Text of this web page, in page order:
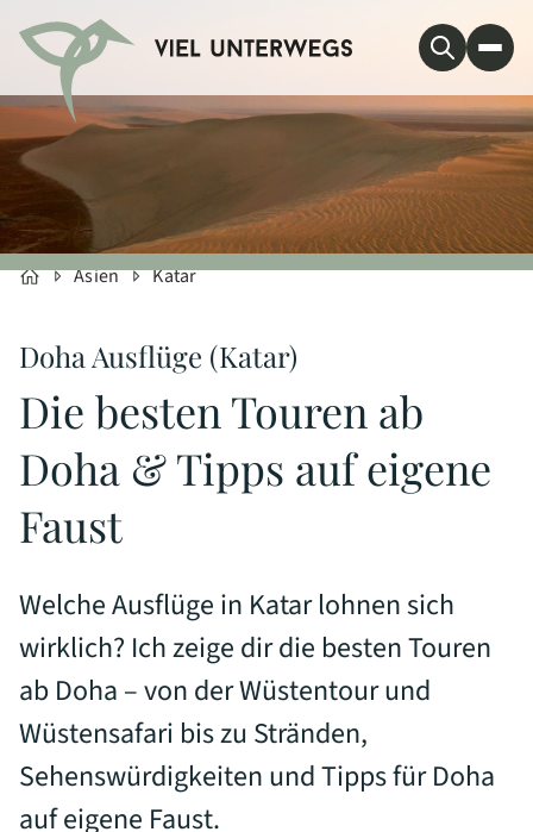
Asien Katar
Doha Ausflüge (Katar)
Die besten Touren ab
Doha & Tipps auf eigene
Faust
Welche Ausflüge in Katar lohnen sich
wirklich? Ich zeige dir die besten Touren
ab Doha – von der Wüstentour und
Wüstensafari bis zu Stränden,
Sehenswürdigkeiten und Tipps für Doha
auf eigene Faust.